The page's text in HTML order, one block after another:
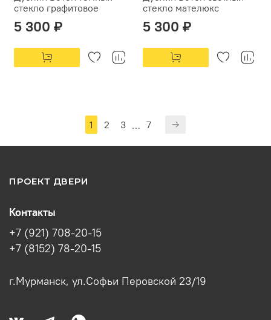
стекло графитовое
5 300 ₽
стекло мателюкс
5 300 ₽
1 2 3 … 7
ПРОЕКТ ДВЕРИ
Контакты
+7 (921) 708-20-15
+7 (8152) 78-20-15
г.Мурманск, ул.Софьи Перовской 23/19